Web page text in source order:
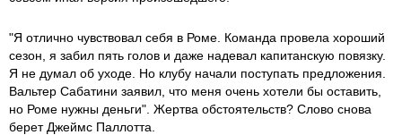
"Я отлично чувствовал себя в Роме. Команда провела хороший
сезон, я забил пять голов и даже надевал капитанскую повязку.
Я не думал об уходе. Но клубу начали поступать предложения.
Вальтер Сабатини заявил, что меня очень хотели бы оставить,
но Роме нужны деньги". Жертва обстоятельств? Слово снова
берет Джеймс Паллотта.